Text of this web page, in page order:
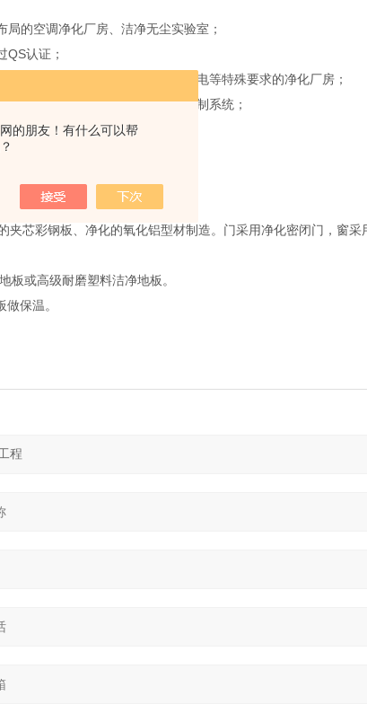
的朋友！有什么可以帮
的空调净化厂房、洁净无尘实验室；
认证；
、高效灭菌、排毒排臭、抗静电等特殊要求的净化厂房；
力、电器控制系统及空调自动控制系统；
冷冻机房；
气处理系统；
检测。
芯彩钢板、净化的氧化铝型材制造。门采用净化密闭门，窗采
或高级耐磨塑料洁净地板。
保温。